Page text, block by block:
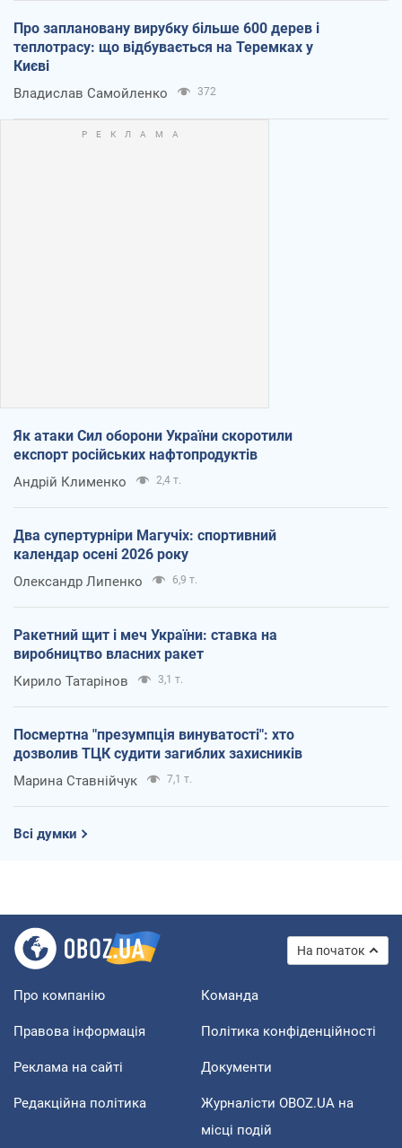
Про заплановану вирубку більше 600 дерев і
теплотрасу: що відбувається на Теремках у
Києві
Владислав Самойленко 372
Як атаки Сил оборони України скоротили
експорт російських нафтопродуктів
Андрій Клименко 2,4 т.
Два супертурніри Магучіх: спортивний
календар осені 2026 року
Олександр Липенко 6,9 т.
Ракетний щит і меч України: ставка на
виробництво власних ракет
Кирило Татарінов 3,1 т.
Посмертна "презумпція винуватості": хто
дозволив ТЦК судити загиблих захисників
Марина Ставнійчук 7,1 т.
Всі думки
На початок
Про компанію Команда
Правова інформація Політика конфіденційності
Реклама на сайті Документи
Редакційна політика
Журналісти OBOZ.UA на
місці подій